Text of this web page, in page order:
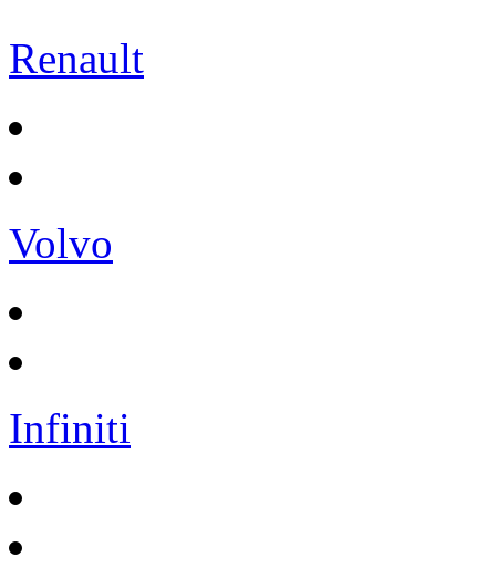
Renault
Volvo
Infiniti